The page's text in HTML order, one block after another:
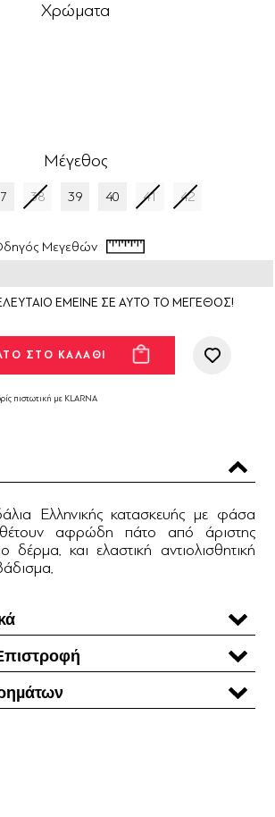
Χρώματα
Μέγεθος
38 39 40 41 42
Μεγεθών
ΕΜΕΙΝΕ ΣΕ ΑΥΤΟ ΤΟ ΜΕΓΕΘΟΣ!
πιστωτική με KLARNA
Ελληνικής κατασκευής με φάσα
αφρώδη πάτο από άριστης
δέρμα. και ελαστική αντιολισθητική